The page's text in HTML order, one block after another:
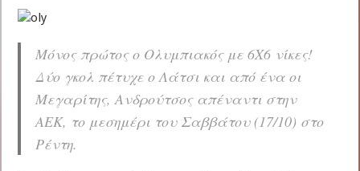
Μόνος πρώτος ο Ολυμπιακός με 6X6 νίκες!
Δύο γκολ πέτυχε ο Λάτσι και από ένα οι
Μεγαρίτης, Ανδρούτσος απέναντι στην
ΑΕΚ, το μεσημέρι του Σαββάτου (17/10) στο
Ρέντη.